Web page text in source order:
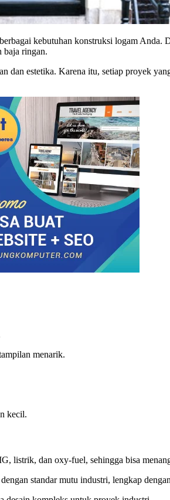
kebutuhan konstruksi logam Anda.
baja ringan.
dan estetika. Karena itu, setiap proyek
menarik.
kecil.
listrik, dan oxy-fuel, sehingga bisa
standar mutu industri, lengkap